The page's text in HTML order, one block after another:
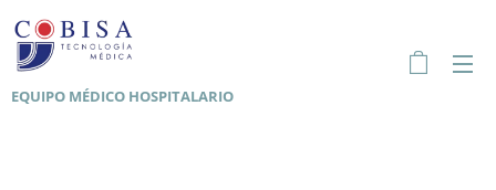
EQUIPO MÉDICO HOSPITALARIO